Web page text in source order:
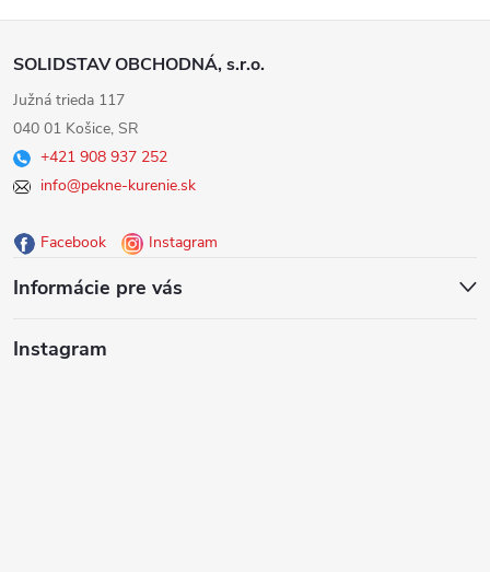
Z
á
p
ä
e
SOLIDSTAV OBCHODNÁ, s.r.o.
Južná trieda 117
040 01 Košice, SR
+421 908 937 252
info@pekne-kurenie.sk
Facebook Instagram
Informácie pre vás
Instagram